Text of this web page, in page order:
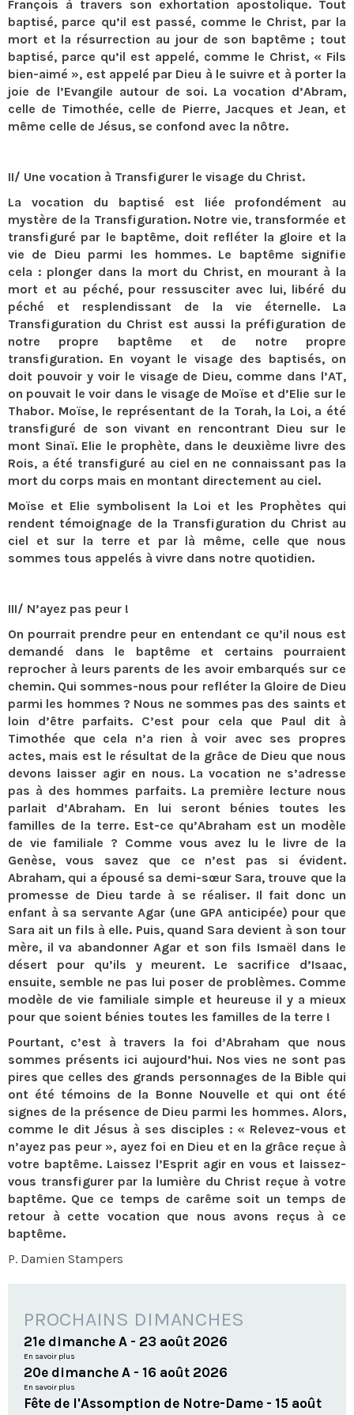
François à travers son exhortation apostolique. Tout
baptisé, parce qu’il est passé, comme le Christ, par la
mort et la résurrection au jour de son baptême ; tout
baptisé, parce qu’il est appelé, comme le Christ, « Fils
bien-aimé », est appelé par Dieu à le suivre et à porter la
joie de l’Evangile autour de soi. La vocation d’Abram,
celle de Timothée, celle de Pierre, Jacques et Jean, et
même celle de Jésus, se confond avec la nôtre.
II/ Une vocation à Transfigurer le visage du Christ.
La vocation du baptisé est liée profondément au
mystère de la Transfiguration. Notre vie, transformée et
transfiguré par le baptême, doit refléter la gloire et la
vie de Dieu parmi les hommes. Le baptême signifie
cela : plonger dans la mort du Christ, en mourant à la
mort et au péché, pour ressusciter avec lui, libéré du
péché et resplendissant de la vie éternelle. La
Transfiguration du Christ est aussi la préfiguration de
notre propre baptême et de notre propre
transfiguration. En voyant le visage des baptisés, on
doit pouvoir y voir le visage de Dieu, comme dans l’AT,
on pouvait le voir dans le visage de Moïse et d’Elie sur le
Thabor. Moïse, le représentant de la Torah, la Loi, a été
transfiguré de son vivant en rencontrant Dieu sur le
mont Sinaï. Elie le prophète, dans le deuxième livre des
Rois, a été transfiguré au ciel en ne connaissant pas la
mort du corps mais en montant directement au ciel.
Moïse et Elie symbolisent la Loi et les Prophètes qui
rendent témoignage de la Transfiguration du Christ au
ciel et sur la terre et par là même, celle que nous
sommes tous appelés à vivre dans notre quotidien.
III/ N’ayez pas peur !
On pourrait prendre peur en entendant ce qu’il nous est
demandé dans le baptême et certains pourraient
reprocher à leurs parents de les avoir embarqués sur ce
chemin. Qui sommes-nous pour refléter la Gloire de Dieu
parmi les hommes ? Nous ne sommes pas des saints et
loin d’être parfaits. C’est pour cela que Paul dit à
Timothée que cela n’a rien à voir avec ses propres
actes, mais est le résultat de la grâce de Dieu que nous
devons laisser agir en nous. La vocation ne s’adresse
pas à des hommes parfaits. La première lecture nous
parlait d’Abraham. En lui seront bénies toutes les
familles de la terre. Est-ce qu’Abraham est un modèle
de vie familiale ? Comme vous avez lu le livre de la
Genèse, vous savez que ce n’est pas si évident.
Abraham, qui a épousé sa demi-sœur Sara, trouve que la
promesse de Dieu tarde à se réaliser. Il fait donc un
enfant à sa servante Agar (une GPA anticipée) pour que
Sara ait un fils à elle. Puis, quand Sara devient à son tour
mère, il va abandonner Agar et son fils Ismaël dans le
désert pour qu’ils y meurent. Le sacrifice d’Isaac,
ensuite, semble ne pas lui poser de problèmes. Comme
modèle de vie familiale simple et heureuse il y a mieux
pour que soient bénies toutes les familles de la terre !
Pourtant, c’est à travers la foi d’Abraham que nous
sommes présents ici aujourd’hui. Nos vies ne sont pas
pires que celles des grands personnages de la Bible qui
ont été témoins de la Bonne Nouvelle et qui ont été
signes de la présence de Dieu parmi les hommes. Alors,
comme le dit Jésus à ses disciples : « Relevez-vous et
n’ayez pas peur », ayez foi en Dieu et en la grâce reçue à
votre baptême. Laissez l’Esprit agir en vous et laissez-
vous transfigurer par la lumière du Christ reçue à votre
baptême. Que ce temps de carême soit un temps de
retour à cette vocation que nous avons reçus à ce
baptême.
P. Damien Stampers
PROCHAINS DIMANCHES
21e dimanche A - 23 août 2026
En savoir plus
20e dimanche A - 16 août 2026
En savoir plus
Fête de l'Assomption de Notre-Dame - 15 août